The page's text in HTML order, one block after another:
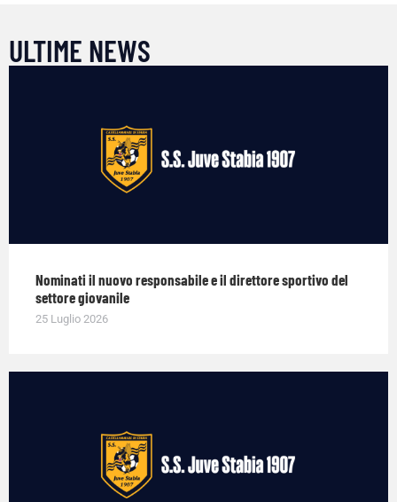
ULTIME NEWS
Nominati il nuovo responsabile e il direttore sportivo del
settore giovanile
25 Luglio 2026